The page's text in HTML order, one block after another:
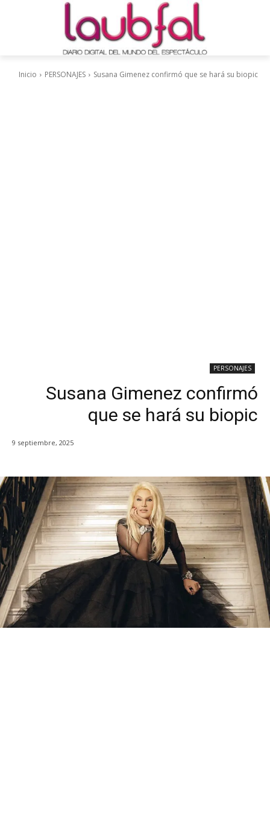
Inicio PERSONAJES Susana Gimenez confirmó que se hará su biopic
PERSONAJES
Susana Gimenez confirmó
que se hará su biopic
9 septiembre, 2025